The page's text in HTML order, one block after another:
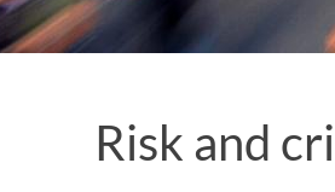
Risk and